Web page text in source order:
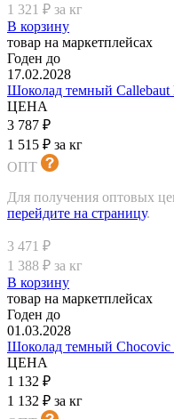
1 321 ₽ за кг
В корзину
товар на маркетплейсах
Годен до
17.02.2028
Шоколад темный Callebaut
ЦЕНА
3 787 ₽
1 515 ₽ за кг
ОПТ
Для получения оптовых
перейдите на страницу.
3 471 ₽
1 388 ₽ за кг
В корзину
товар на маркетплейсах
Годен до
01.03.2028
Шоколад темный Chocovic
ЦЕНА
1 132 ₽
1 132 ₽ за кг